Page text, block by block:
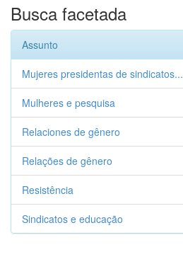
Busca facetada
Assunto
Mujeres presidentas de sindicatos...
Mulheres e pesquisa
Relaciones de gênero
Relações de gênero
Resistência
Sindicatos e educação